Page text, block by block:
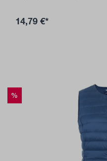
14,79 €*
%